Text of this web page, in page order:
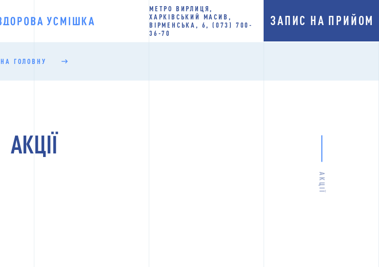
МЕТРО ВИРЛИЦЯ,
ХАРКІВСЬКИЙ МАСИВ,
ВІРМЕНСЬКА, 6, (073) 700-
36-70
ЗАПИС НА ПРИЙОМ
НА ГОЛОВНУ
АКЦIЇ
АКЦIЇ